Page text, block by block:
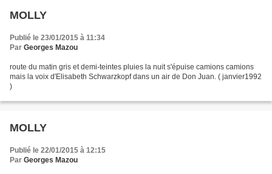
MOLLY
Publié le 23/01/2015 à 11:34
Par Georges Mazou
route du matin gris et demi-teintes pluies la nuit s'épuise camions camions
mais la voix d'Elisabeth Schwarzkopf dans un air de Don Juan. ( janvier1992
)
MOLLY
Publié le 22/01/2015 à 12:15
Par Georges Mazou